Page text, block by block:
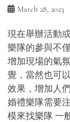
March 28, 2023
現在舉辦活動
樂隊的參與不
增加現場的氣
覺，當然也可
效果，增加人
婚禮樂隊需要
模來找樂隊 一